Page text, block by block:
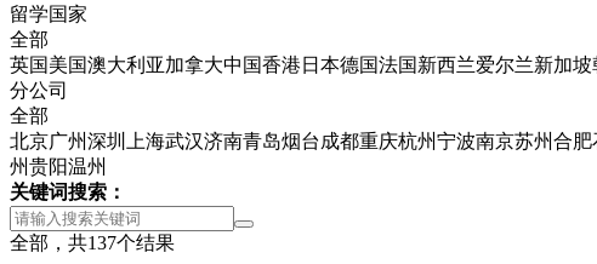
留学国家
全部
英国美国澳大利亚加拿大中国香港 日本德国法国新西兰爱尔兰新加坡
分公司
全部
北京广州深圳 上海武汉济南青岛烟台 成都重庆杭州宁波南京苏州合肥
州贵阳温州
关键词搜索：
全部，共137个结果